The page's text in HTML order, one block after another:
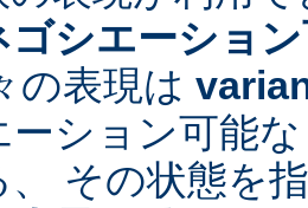
ゴシエーショ
の表現は
ーション可能
、 その状態を